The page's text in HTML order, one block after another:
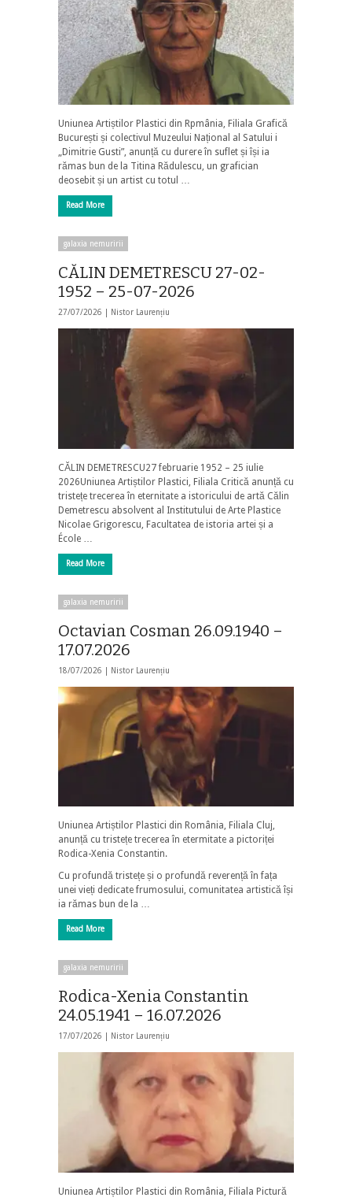
Uniunea Artiștilor Plastici din Rpmânia, Filiala Grafică
București și colectivul Muzeului Național al Satului i
„Dimitrie Gusti”, anunță cu durere în suflet și își ia
rămas bun de la Titina Rădulescu, un grafician
deosebit și un artist cu totul …
Read More
galaxia nemuririi
CĂLIN DEMETRESCU 27-02-
1952 – 25-07-2026
27/07/2026 | Nistor Laurențiu
CĂLIN DEMETRESCU27 februarie 1952 – 25 iulie
2026Uniunea Artiștilor Plastici, Filiala Critică anunță cu
tristețe trecerea în eternitate a istoricului de artă Călin
Demetrescu absolvent al Institutului de Arte Plastice
Nicolae Grigorescu, Facultatea de istoria artei și a
École …
Read More
galaxia nemuririi
Octavian Cosman 26.09.1940 –
17.07.2026
18/07/2026 | Nistor Laurențiu
Uniunea Artiștilor Plastici din România, Filiala Cluj,
anunță cu tristețe trecerea în etermitate a pictoriței
Rodica-Xenia Constantin.
Cu profundă tristețe și o profundă reverență în fața
unei vieți dedicate frumosului, comunitatea artistică își
ia rămas bun de la …
Read More
galaxia nemuririi
Rodica-Xenia Constantin
24.05.1941 – 16.07.2026
17/07/2026 | Nistor Laurențiu
Uniunea Artiștilor Plastici din România, Filiala Pictură